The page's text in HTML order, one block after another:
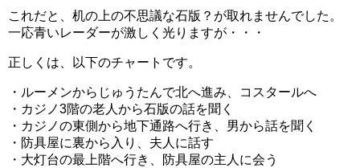
これだと、机の上の不思議な石版？が取れませんでした。
一応青いレーダーが激しく光りますが・・・
正しくは、以下のチャートです。
・ルーメンからじゅうたんで北へ進み、コスタールへ
・カジノ3階の老人から石版の話を聞く
・カジノの東側から地下通路へ行き、男から話を聞く
・防具屋に裏から入り、夫人に話す
・大灯台の最上階へ行き、防具屋の主人に会う